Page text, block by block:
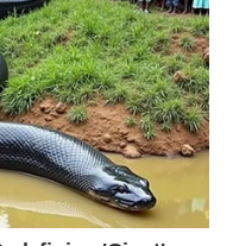
прийшла!